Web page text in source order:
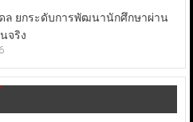
ล ยกระดับการพัฒนานักศึกษาผ่าน
จริง